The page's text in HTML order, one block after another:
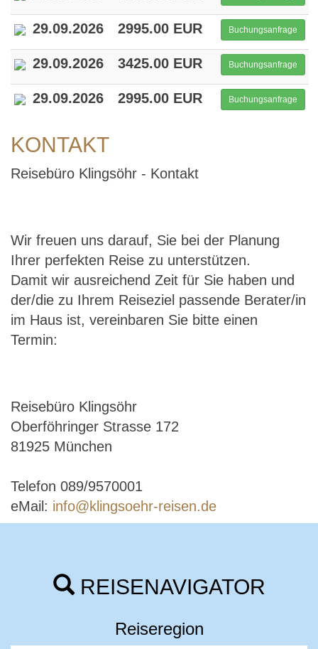
29.09.2026 2995.00 EUR Buchungsanfrage
29.09.2026 3425.00 EUR Buchungsanfrage
29.09.2026 2995.00 EUR Buchungsanfrage
KONTAKT
Reisebüro Klingsöhr - Kontakt
Wir freuen uns darauf, Sie bei der Planung
Ihrer perfekten Reise zu unterstützen.
Damit wir ausreichend Zeit für Sie haben und
der/die zu Ihrem Reiseziel passende Berater/in
im Haus ist, vereinbaren Sie bitte einen
Termin:
Reisebüro Klingsöhr
Oberföhringer Strasse 172
81925 München
Telefon 089/9570001
eMail: info@klingsoehr-reisen.de
REISENAVIGATOR
Reiseregion